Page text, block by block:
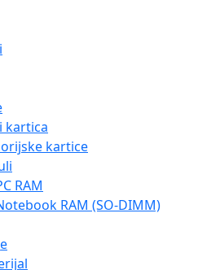
kartica
kartice
RAM
RAM (SO-DIMM)